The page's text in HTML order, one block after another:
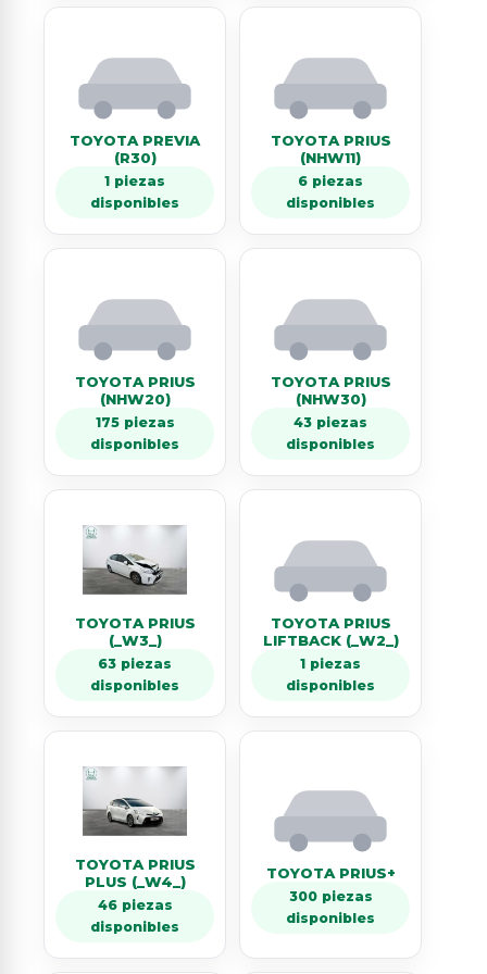
TOYOTA PREVIA
(R30)
1 piezas
disponibles
TOYOTA PRIUS
(NHW11)
6 piezas
disponibles
TOYOTA PRIUS
(NHW20)
175 piezas
disponibles
TOYOTA PRIUS
(NHW30)
43 piezas
disponibles
TOYOTA PRIUS
(_W3_)
63 piezas
disponibles
TOYOTA PRIUS
LIFTBACK (_W2_)
1 piezas
disponibles
TOYOTA PRIUS
PLUS (_W4_)
46 piezas
disponibles
TOYOTA PRIUS+
300 piezas
disponibles